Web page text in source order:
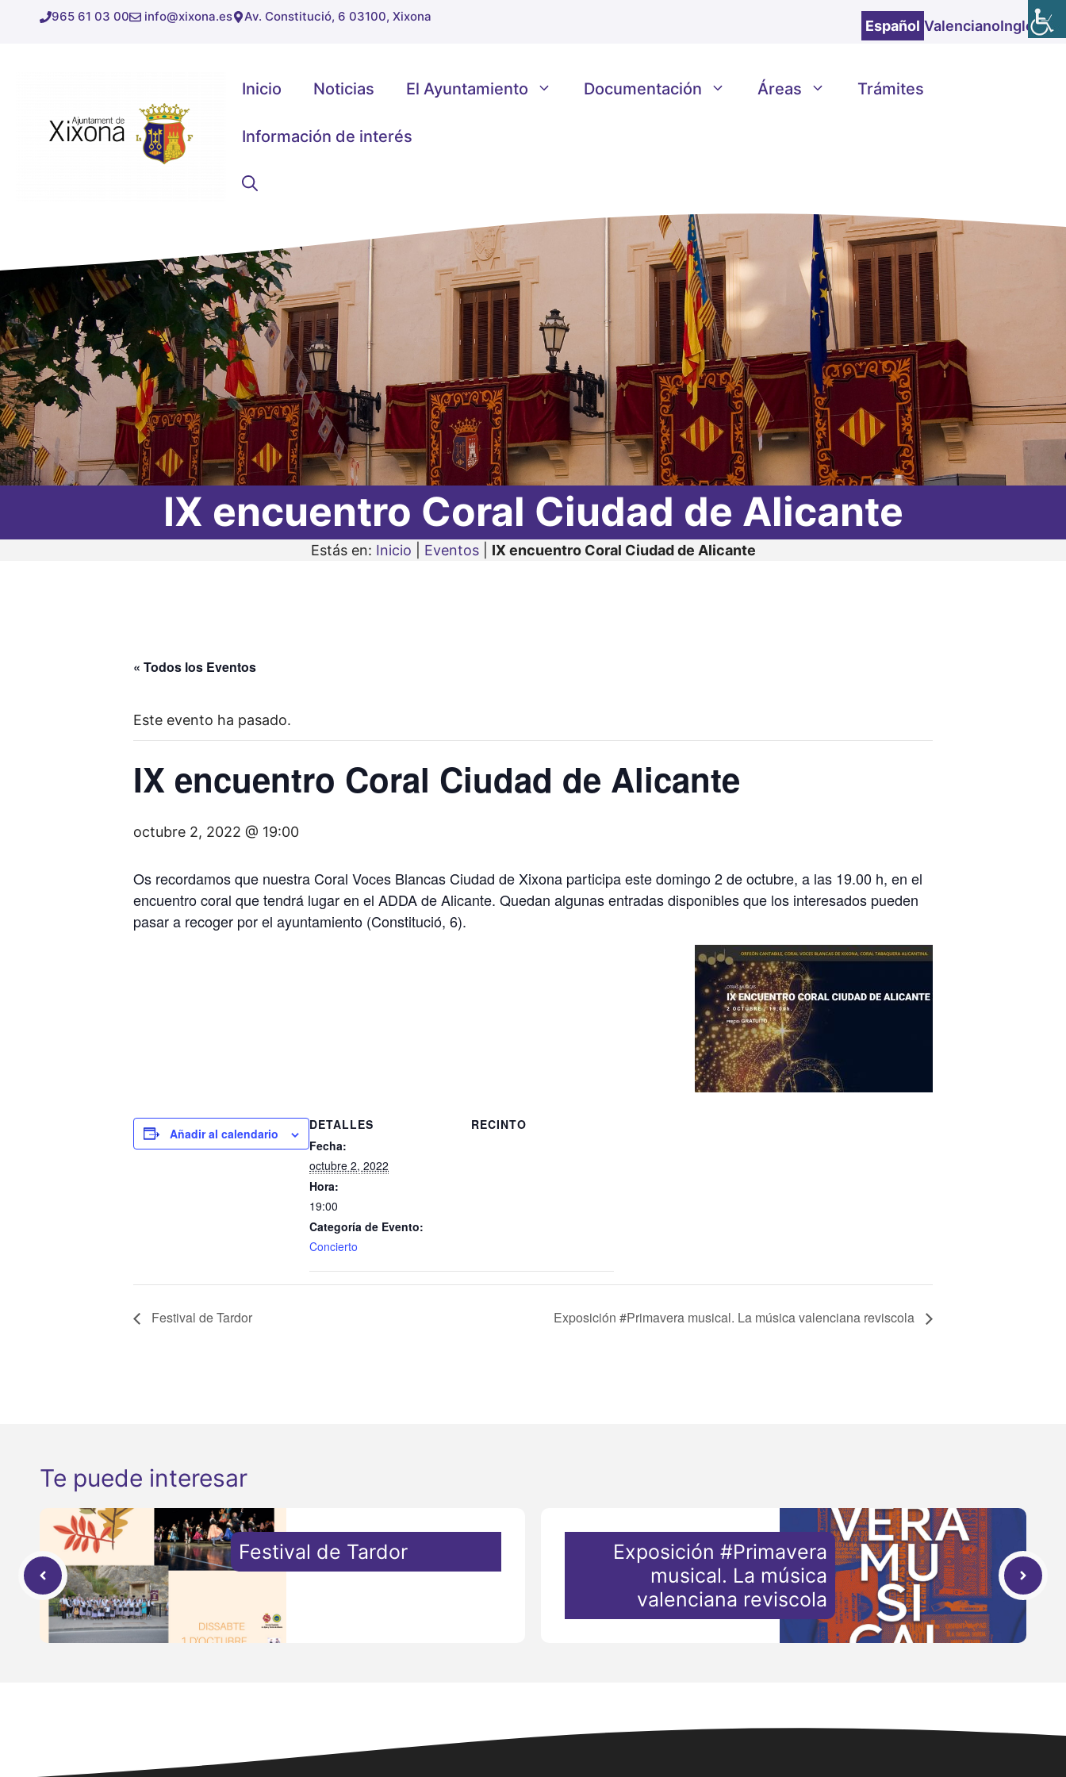
965 61 03 00 info@xixona.es Av. Constitució, 6 03100, Xixona
Español ValencianoInglés
Inicio Noticias El Ayuntamiento Documentación Áreas Trámites
Información de interés
IX encuentro Coral Ciudad de Alicante
Estás en: Inicio Eventos| IX encuentro Coral Ciudad de Alicante
« Todos los Eventos
Este evento ha pasado.
IX encuentro Coral Ciudad de Alicante
octubre 2, 2022 @ 19:00
Os recordamos que nuestra Coral Voces Blancas Ciudad de Xixona participa este domingo 2 de octubre, a las 19.00 h, en el
encuentro coral que tendrá lugar en el ADDA de Alicante. Quedan algunas entradas disponibles que los interesados pueden
pasar a recoger por el ayuntamiento (Constitució, 6).
Añadir al calendario
DETALLES
Fecha:
octubre 2, 2022
Hora:
19:00
Categoría de Evento:
Concierto
RECINTO
Festival de Tardor Exposición #Primavera musical. La música valenciana reviscola
Te puede interesar
Festival de Tardor
Exposición #Primavera
musical. La música
valenciana reviscola